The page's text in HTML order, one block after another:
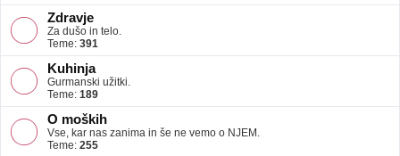
Zdravje
Za dušo in telo.
Teme: 391
Kuhinja
Gurmanski užitki.
Teme: 189
O moških
Vse, kar nas zanima in še ne vemo o NJEM.
Teme: 255